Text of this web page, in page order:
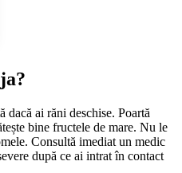
dacă ai răni deschise. Poartă
bine fructele de mare. Nu le
Consultă imediat un medic
după ce ai intrat în contact